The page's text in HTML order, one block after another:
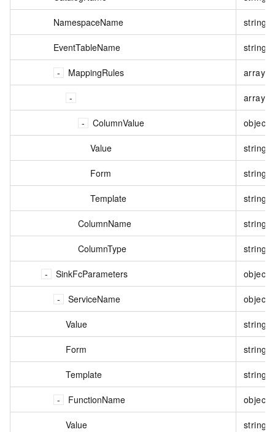
NamespaceName string
EventTableName string
MappingRules
ColumnValue object
Value string
Form string
Template string
ColumnName string
ColumnType string
SinkFcParameters object
ServiceName object
Value string
Form string
Template string
FunctionName object
Value string